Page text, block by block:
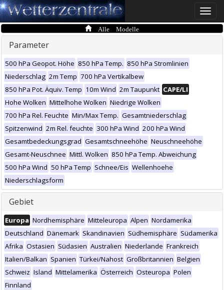
Toggle
Alle Modelle
Parameter
500 hPa Geopot. Höhe 850 hPa Temp. 850 hPa Stromlinien
Niederschlag 2m Temp 700 hPa Vertikalbew
850 hPa Pot. Äquiv. Temp 10m Wind 2m Taupunkt CAPE/LI
Hohe Wolken Mittelhohe Wolken Niedrige Wolken
700 hPa Rel. Feuchte Min/Max Temp. Gesamtniederschlag
Spitzenwind 2m Rel. feuchte 300 hPa Wind 200 hPa Wind
Gesamtbedeckungsgrad Gesamtschneehöhe Neuschneehöhe
Gesamt-Neuschnee Mittl. Wolken 850 hPa Temp. Abweichung
500 hPa Wind 50 hPa Temp Schnee/Eis Wellenhoehe
Niederschlagsform
Gebiet
Europa Nordhemisphäre Mitteleuropa Alpen Nordamerika
Deutschland Dänemark Skandinavien Südhemisphäre Südamerika
Afrika Ostasien Südasien Australien Niederlande Frankreich
Italien/Balkan Spanien Türkei/Nahost Großbritannien Belgien
Schweiz Island Mittelamerika Österreich Osteuropa Polen
Finnland